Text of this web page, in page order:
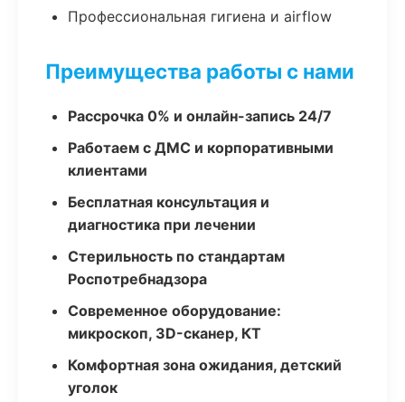
Профессиональная гигиена и airflow
Преимущества работы с нами
Рассрочка 0% и онлайн-запись 24/7
Работаем с ДМС и корпоративными
клиентами
Бесплатная консультация и
диагностика при лечении
Стерильность по стандартам
Роспотребнадзора
Современное оборудование:
микроскоп, 3D-сканер, КТ
Комфортная зона ожидания, детский
уголок